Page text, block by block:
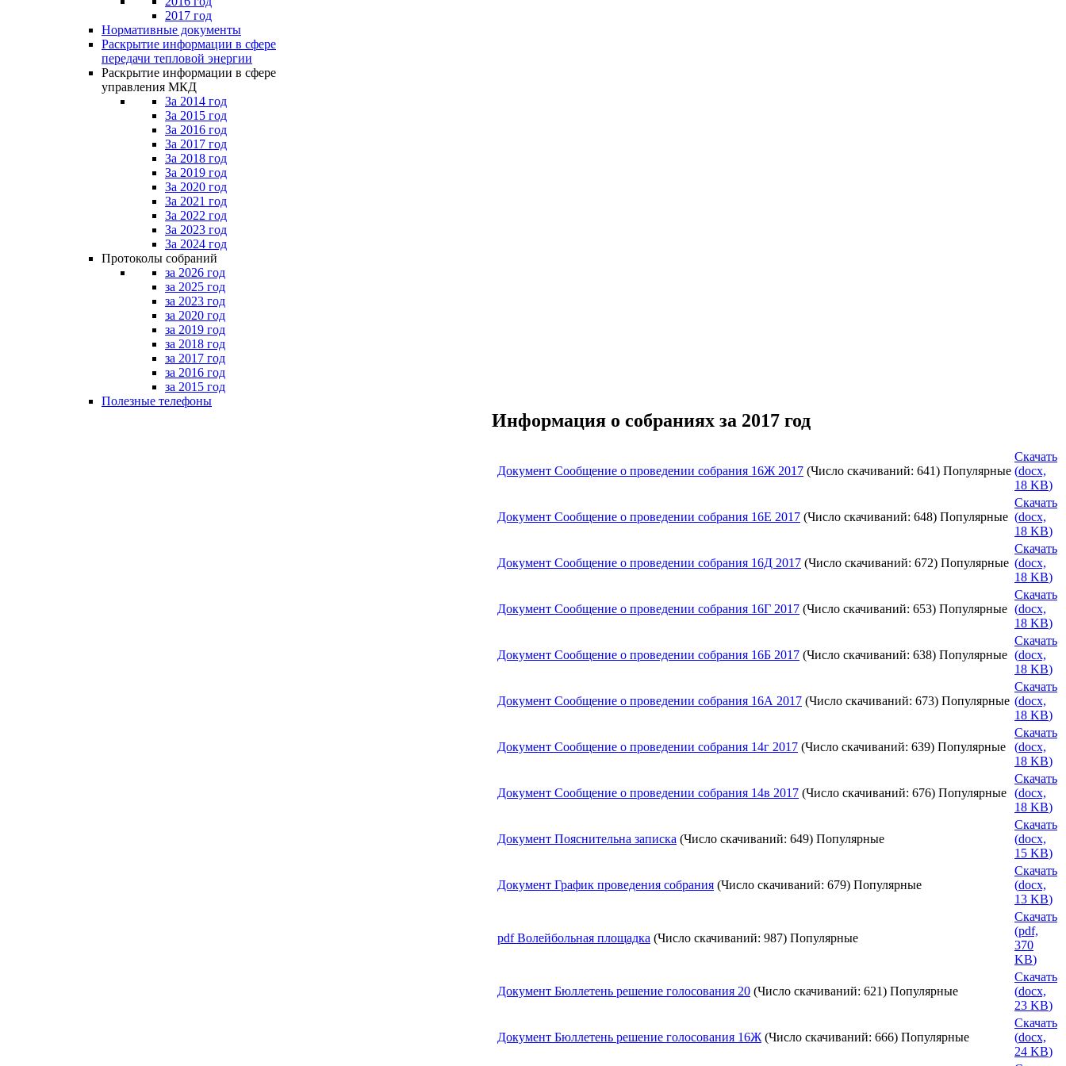
2017 год
Нормативные документы
Раскрытие информации в сфере
передачи тепловой энергии
Раскрытие информации в сфере
управления МКД
За 2014 год
За 2015 год
За 2016 год
За 2017 год
За 2018 год
За 2019 год
За 2020 год
За 2021 год
За 2022 год
За 2023 год
За 2024 год
Протоколы собраний
за 2026 год
за 2025 год
за 2023 год
за 2020 год
за 2019 год
за 2018 год
за 2017 год
за 2016 год
за 2015 год
Полезные телефоны
Информация о собраниях за 2017 год
Документ Сообщение о проведении собрания 16Ж 2017 (Число скачиваний: 641) Популярные
Скачать
(docx,
18 KB)
Документ Сообщение о проведении собрания 16Е 2017 (Число скачиваний: 648) Популярные
Скачать
(docx,
18 KB)
Документ Сообщение о проведении собрания 16Д 2017 (Число скачиваний: 672) Популярные
Скачать
(docx,
18 KB)
Документ Сообщение о проведении собрания 16Г 2017 (Число скачиваний: 653) Популярные
Скачать
(docx,
18 KB)
Документ Сообщение о проведении собрания 16Б 2017 (Число скачиваний: 638) Популярные
Скачать
(docx,
18 KB)
Документ Сообщение о проведении собрания 16А 2017 (Число скачиваний: 673) Популярные
Скачать
(docx,
18 KB)
Документ Сообщение о проведении собрания 14г 2017 (Число скачиваний: 639) Популярные
Скачать
(docx,
18 KB)
Документ Сообщение о проведении собрания 14в 2017 (Число скачиваний: 676) Популярные
Скачать
(docx,
18 KB)
Документ Пояснительна записка (Число скачиваний: 649) Популярные
Скачать
(docx,
15 KB)
Документ График проведения собрания (Число скачиваний: 679) Популярные
Скачать
(docx,
13 KB)
pdf Волейбольная площадка (Число скачиваний: 987) Популярные
Скачать
(pdf,
370
KB)
Документ Бюллетень решение голосования 20 (Число скачиваний: 621) Популярные
Скачать
(docx,
23 KB)
Документ Бюллетень решение голосования 16Ж (Число скачиваний: 666) Популярные
Скачать
(docx,
24 KB)